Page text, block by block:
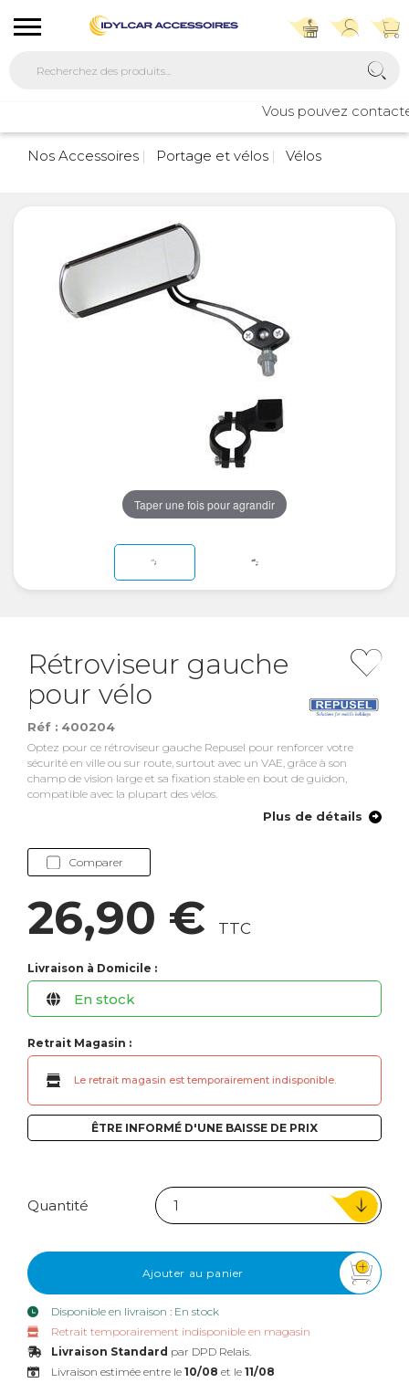
Vous pouvez
Nos Accessoires
Portage et vélos Vélos
Taper une fois pour agrandir
Rétroviseur gauche
pour vélo
Réf : 400204
Optez pour ce rétroviseur gauche Repusel pour renforcer votre
sécurité en ville ou sur route, surtout avec un VAE, grâce à son
champ de vision large et sa fixation stable en bout de guidon,
compatible avec la plupart des vélos.
Plus de détails
Comparer
26,90 € TTC
Livraison à Domicile :
En stock
Retrait Magasin :
Le retrait magasin est temporairement indisponible.
ÊTRE INFORMÉ D'UNE BAISSE DE PRIX
Quantité
Ajouter au panier
Disponible en livraison : En stock
Retrait temporairement indisponible en magasin
Livraison Standard par DPD Relais.
Livraison estimée entre le 10/08 et le 11/08